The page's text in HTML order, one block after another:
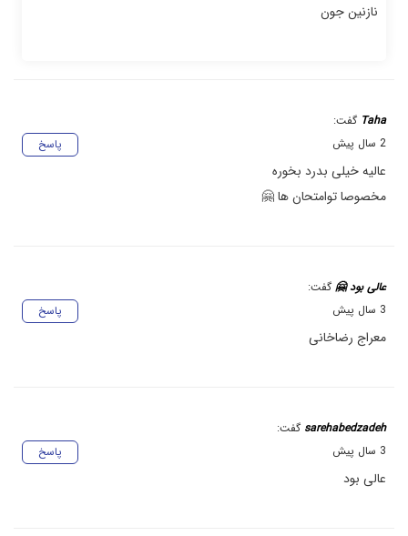
نازنین جون
Taha گفت:
پاسخ
2 سال پیش
عالیه خیلی بدرد بخوره
مخصوصا توامتحان ها 🤗
عالی بود 🤗 گفت:
پاسخ
3 سال پیش
معراج رضاخانی
sarehabedzadeh گفت:
پاسخ
3 سال پیش
عالی بود